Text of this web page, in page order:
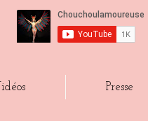
Presse